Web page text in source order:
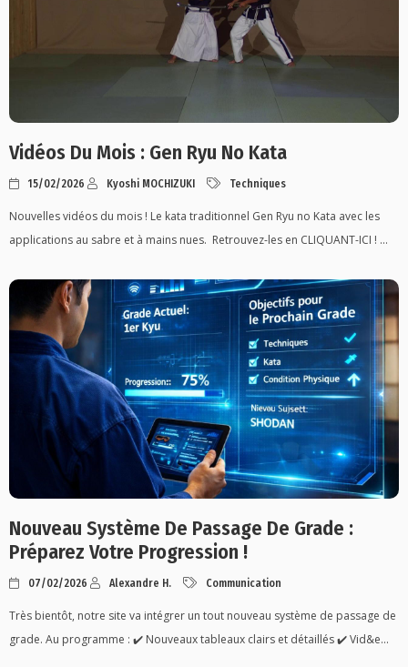
Vidéos Du Mois : Gen Ryu No Kata
15/02/2026 Kyoshi MOCHIZUKI Techniques
Nouvelles vidéos du mois ! Le kata traditionnel Gen Ryu no Kata avec les
applications au sabre et à mains nues. Retrouvez-les en CLIQUANT-ICI ! ...
Nouveau Système De Passage De Grade :
Préparez Votre Progression !
07/02/2026 Alexandre H. Communication
Très bientôt, notre site va intégrer un tout nouveau système de passage de
grade. Au programme : ✔️ Nouveaux tableaux clairs et détaillés ✔️ Vid&e...